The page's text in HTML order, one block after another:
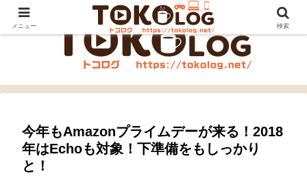
今年もAmazonプライムデーが来る！2018
年はEchoも対象！下準備をもしっかり
と！
メニュー 検索